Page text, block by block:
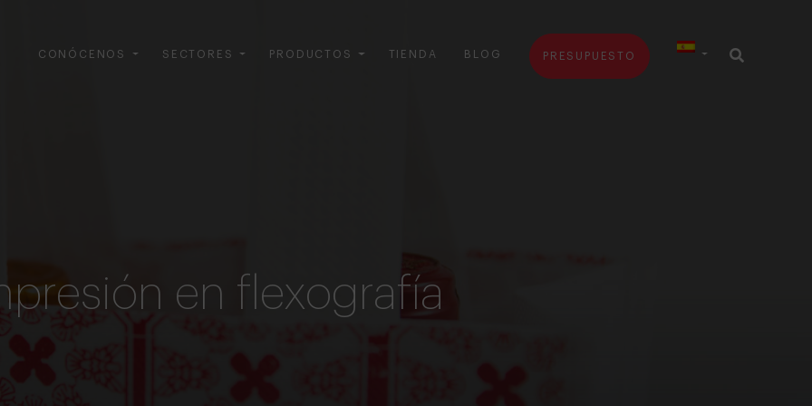
CONÓCENOS SECTORES PRODUCTOS TIENDA BLOG PRESUPUESTO
en flexografía